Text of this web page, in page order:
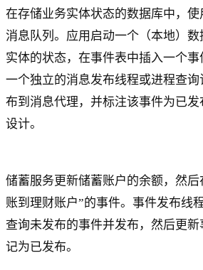
在存储业务实体状态的数据库中，
消息队列。应用启动一个（本地）
实体的状态，在事件表中插入一个事
一个独立的消息发布线程或进程查
布到消息代理，并标注该事件为已
设计。
储蓄服务更新储蓄账户的余额，然
账到理财账户”的事件。事件发布线
查询未发布的事件并发布，然后更
记为已发布。